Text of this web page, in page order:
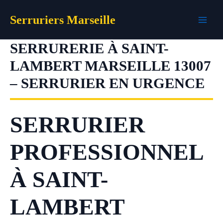
Serruriers Marseille
SERRURERIE À SAINT-
LAMBERT MARSEILLE 13007
– SERRURIER EN URGENCE
SERRURIER
PROFESSIONNEL
À SAINT-
LAMBERT